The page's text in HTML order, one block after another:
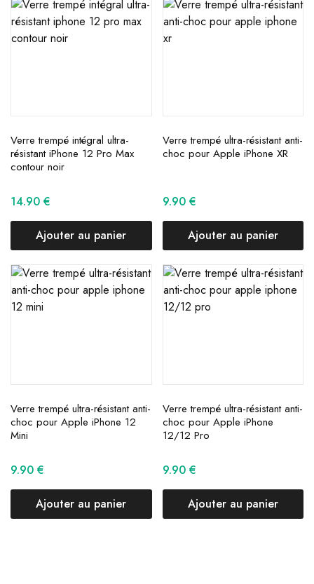
Verre trempé intégral ultra-
résistant iPhone 12 Pro Max
contour noir
14.90 €
Ajouter au panier
Verre trempé ultra-résistant anti-
choc pour Apple iPhone XR
9.90 €
Ajouter au panier
Verre trempé ultra-résistant anti-
choc pour Apple iPhone 12
Mini
9.90 €
Ajouter au panier
Verre trempé ultra-résistant anti-
choc pour Apple iPhone
12/12 Pro
9.90 €
Ajouter au panier